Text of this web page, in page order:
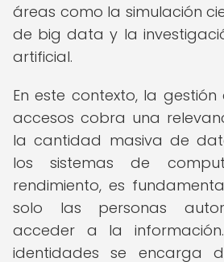
áreas como la simulación
de big data y la
artificial.
En este contexto, la
accesos cobra una
la cantidad masiva de
los sistemas de
rendimiento, es
solo las personas
acceder a la
identidades se encarga